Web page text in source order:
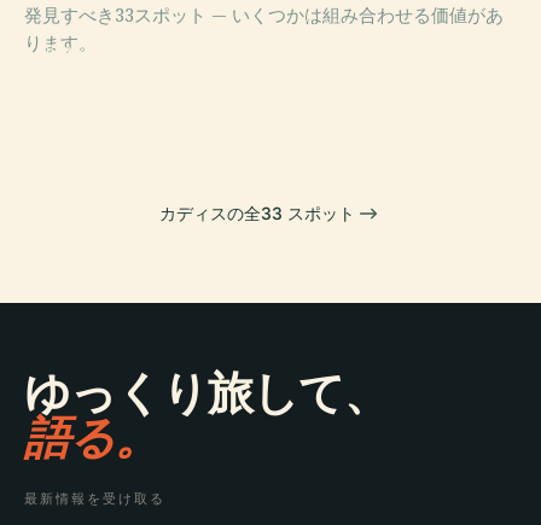
発見すべき33スポット — いくつかは組み合わせる価値があ
ります。
PLACE
PLACE
PLACE
カディスの全33 スポット
ゆっくり旅して、
語る。
最新情報を受け取る